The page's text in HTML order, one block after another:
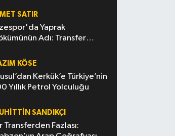
SATIR
Yaprak
Adı: Transfer
KÖSE
Kerkük’e Türkiye’nin
Yıllık Petrol Yolculuğu
SANDIKÇI
Transferden Fazlası: